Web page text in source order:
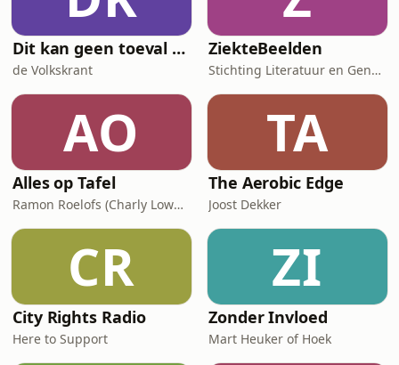
Dit kan geen toeval zijn
de Volkskrant
ZiekteBeelden
Stichting Literatuur en Geneeskunde
AO
Alles op Tafel
Ramon Roelofs (Charly Lownoise)
TA
The Aerobic Edge
Joost Dekker
CR
City Rights Radio
Here to Support
ZI
Zonder Invloed
Mart Heuker of Hoek